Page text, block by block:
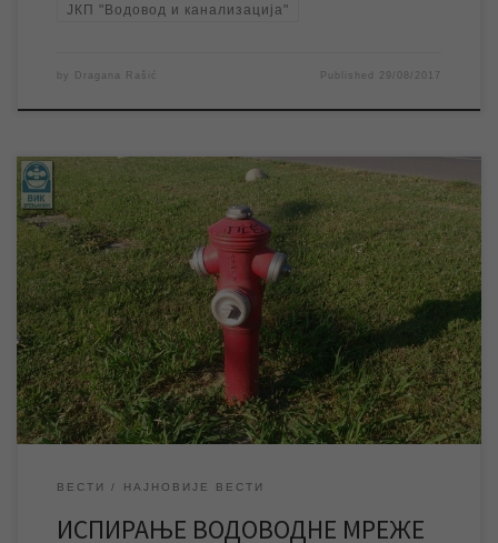
ЈКП "Водовод и канализација"
by Dragana Rašić Published 29/08/2017
До краја ове недеље и целе наредне, односно у периоду од
03.08. до 11. 08.2017. године, екипе ЈКП „Водовод и
канализација“ вршиће испирање водоводне мреже на
Граднулици и Шумици, што ће бити треће овогодишње планско
испирање мреже на територији поменуте две градске месне
заједнице. У току преподневних часова, док траје […]
ВЕСТИ НАЈНОВИЈЕ ВЕСТИ
ИСПИРАЊЕ ВОДОВОДНЕ МРЕЖЕ